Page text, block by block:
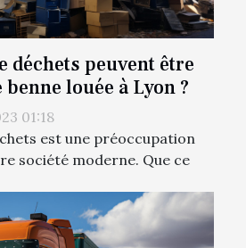
déchets peuvent être
louée à Lyon ?
01:18
est une préoccupation
société moderne. Que ce